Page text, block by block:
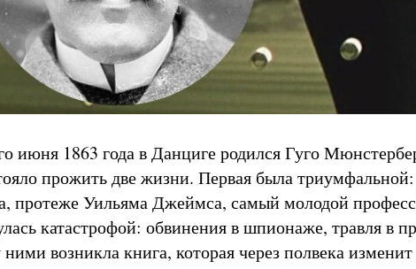
июня 1863 года в Данциге родился Гуго
прожить две жизни. Первая была
протеже Уильяма Джеймса, самый молодой
катастрофой: обвинения в шпионаже, травля в
возникла книга, которая через полвека